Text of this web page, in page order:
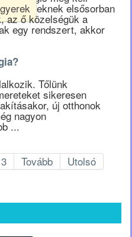
gyerek eknek elsősorban
az ő közelségük a
egy rendszert, akkor
Tőlünk
sikeresen
új otthonok
nagyon
...
3 Tovább Utolsó